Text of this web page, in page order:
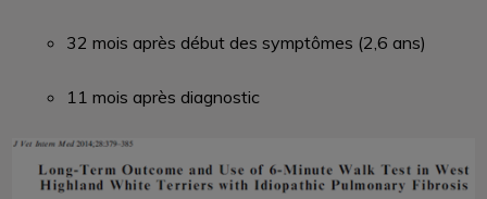
32 mois après début des symptômes (2,6 ans)
11 mois après diagnostic